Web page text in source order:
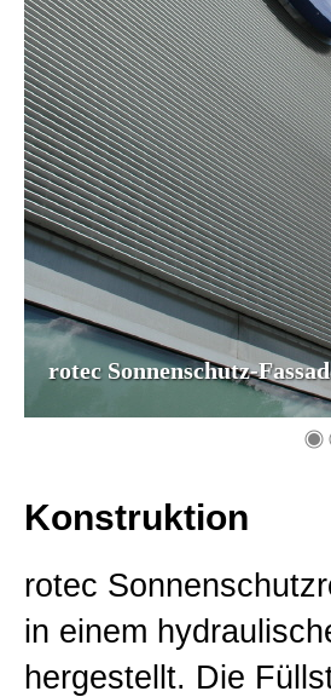
rotec Sonnenschutz-
Konstruktion
rotec
in einem
hergestellt. Die